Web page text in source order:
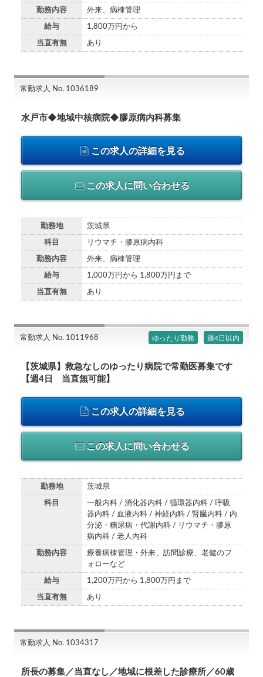
勤務内容 外来、病棟管理
給与 1,800万円から
当直有無 あり
常勤求人 No. 1036189
水戸市◆地域中核病院◆膠原病内科募集
この求人の詳細を見る
この求人に問い合わせる
勤務地 茨城県
科目 リウマチ・膠原病内科
勤務内容 外来、病棟管理
給与 1,000万円から 1,800万円まで
当直有無 あり
常勤求人 No. 1011968 ゆったり勤務 週4日以内
【茨城県】救急なしのゆったり病院で常勤医募集です
【週4日 当直無可能】
この求人の詳細を見る
この求人に問い合わせる
勤務地 茨城県
科目
一般内科 / 消化器内科 / 循環器内科 / 呼吸
器内科 / 血液内科 / 神経内科 / 腎臓内科 / 内
分泌・糖尿病・代謝内科 / リウマチ・膠原
病内科 / 老人内科
勤務内容
療養病棟管理・外来、訪問診療、老健のフ
ォローなど
給与 1,200万円から 1,800万円まで
当直有無 あり
常勤求人 No. 1034317
所長の募集／当直なし／地域に根差した診療所／60歳